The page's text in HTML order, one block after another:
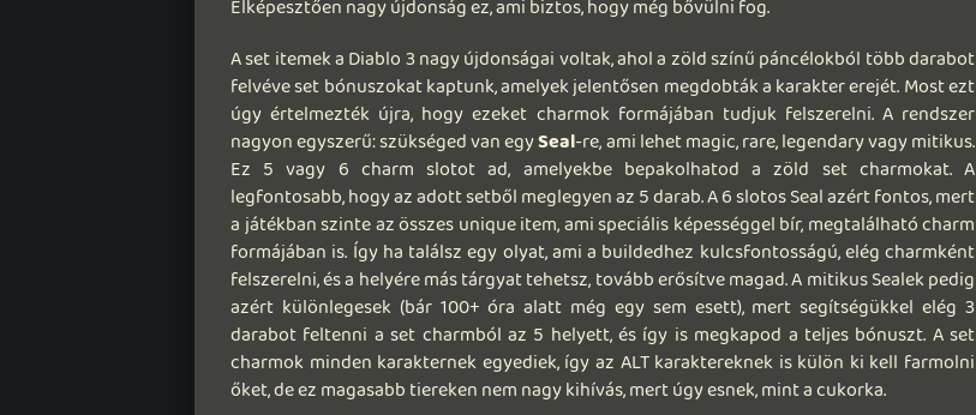
Elképesztően nagy újdonság ez, ami biztos, hogy még bővülni fog.
A set itemek a Diablo 3 nagy újdonságai voltak, ahol a zöld színű páncélokból több darabot
felvéve set bónuszokat kaptunk, amelyek jelentősen megdobták a karakter erejét. Most ezt
úgy értelmezték újra, hogy ezeket charmok formájában tudjuk felszerelni. A rendszer
nagyon egyszerű: szükséged van egySeal-re, ami lehet magic, rare, legendary vagy mitikus.
Ez 5 vagy 6 charm slotot ad, amelyekbe bepakolhatod a zöld set charmokat. A
legfontosabb, hogy az adott setből meglegyen az 5 darab. A 6 slotos Seal azért fontos, mert
a játékban szinte az összes unique item, ami speciális képességgel bír, megtalálható charm
formájában is. Így ha találsz egy olyat, ami a buildedhez kulcsfontosságú, elég charmként
felszerelni, és a helyére más tárgyat tehetsz, tovább erősítve magad. A mitikus Sealek pedig
azért különlegesek (bár 100+ óra alatt még egy sem esett), mert segítségükkel elég 3
darabot feltenni a set charmból az 5 helyett, és így is megkapod a teljes bónuszt. A set
charmok minden karakternek egyediek, így az ALT karaktereknek is külön ki kell farmolni
őket, de ez magasabb tiereken nem nagy kihívás, mert úgy esnek, mint a cukorka.